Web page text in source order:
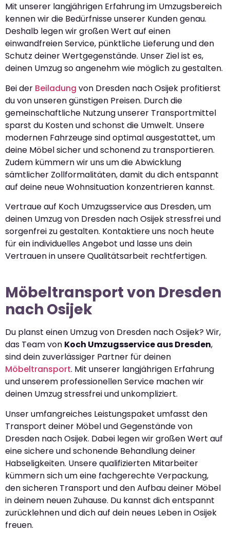
Mit unserer langjährigen Erfahrung im Umzugsbereich
kennen wir die Bedürfnisse unserer Kunden genau.
Deshalb legen wir großen Wert auf einen
einwandfreien Service, pünktliche Lieferung und den
Schutz deiner Wertgegenstände. Unser Ziel ist es,
deinen Umzug so angenehm wie möglich zu gestalten.
Bei der Beiladung von Dresden nach Osijek profitierst
du von unseren günstigen Preisen. Durch die
gemeinschaftliche Nutzung unserer Transportmittel
sparst du Kosten und schonst die Umwelt. Unsere
modernen Fahrzeuge sind optimal ausgestattet, um
deine Möbel sicher und schonend zu transportieren.
Zudem kümmern wir uns um die Abwicklung
sämtlicher Zollformalitäten, damit du dich entspannt
auf deine neue Wohnsituation konzentrieren kannst.
Vertraue auf Koch Umzugsservice aus Dresden, um
deinen Umzug von Dresden nach Osijek stressfrei und
sorgenfrei zu gestalten. Kontaktiere uns noch heute
für ein individuelles Angebot und lasse uns dein
Vertrauen in unsere Qualitätsarbeit rechtfertigen.
Möbeltransport von Dresden
nach Osijek
Du planst einen Umzug von Dresden nach Osijek? Wir,
das Team von Koch Umzugsservice aus Dresden,
sind dein zuverlässiger Partner für deinen
Möbeltransport. Mit unserer langjährigen Erfahrung
und unserem professionellen Service machen wir
deinen Umzug stressfrei und unkompliziert.
Unser umfangreiches Leistungspaket umfasst den
Transport deiner Möbel und Gegenstände von
Dresden nach Osijek. Dabei legen wir großen Wert auf
eine sichere und schonende Behandlung deiner
Habseligkeiten. Unsere qualifizierten Mitarbeiter
kümmern sich um eine fachgerechte Verpackung,
den sicheren Transport und den Aufbau deiner Möbel
in deinem neuen Zuhause. Du kannst dich entspannt
zurücklehnen und dich auf dein neues Leben in Osijek
freuen.